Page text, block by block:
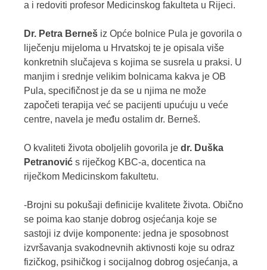
a i redoviti profesor Medicinskog fakulteta u Rijeci.
Dr. Petra Berneš iz Opće bolnice Pula je govorila o
liječenju mijeloma u Hrvatskoj te je opisala više
konkretnih slučajeva s kojima se susrela u praksi. U
manjim i srednje velikim bolnicama kakva je OB
Pula, specifičnost je da se u njima ne može
započeti terapija već se pacijenti upućuju u veće
centre, navela je među ostalim dr. Berneš.
O kvaliteti života oboljelih govorila je dr. Duška
Petranović s riječkog KBC-a, docentica na
riječkom Medicinskom fakultetu.
-Brojni su pokušaji definicije kvalitete života. Obično
se poima kao stanje dobrog osjećanja koje se
sastoji iz dvije komponente: jedna je sposobnost
izvršavanja svakodnevnih aktivnosti koje su odraz
fizičkog, psihičkog i socijalnog dobrog osjećanja, a